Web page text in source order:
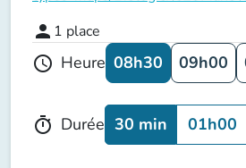
person 1 place
schedule Heure 08h30 09h00
timer Durée 30 min 01h00